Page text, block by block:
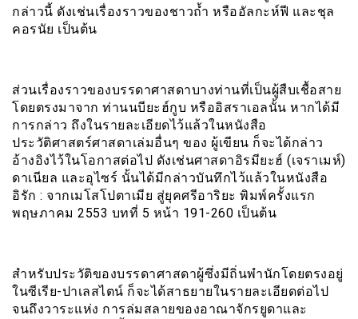
กล่าวนี้ ดังเช่นเรื่องราวของชาวถ้ำ หรืออัลกะห์ฟี และชุล
คอรนัย เป็นต้น
ส่วนเรื่องราวของบรรดาศาสดาบางท่านที่เป็นผู้สืบเชื้อสาย
โดยตรงมาจาก ท่านนบียะฮ์กูบ หรืออิสราเอลนั้น หากได้มี
การกล่าว ถึงในรายละเอียดไว้แล้วในหนังสือ
ประวัติศาสตร์ศาสดาเล่มอื่นๆ ของ ผู้เขียน ก็จะได้กล่าว
อ้างอิงไว้ในโอกาสต่อไป ดังเช่นศาสดาอิรมียะฮ์ (เจราเมห์)
ดาเนียล และอุไซร์ นั้นได้มีกล่าวบันทึกไว้แล้วในหนังสือ
อิรัก : จากเมโสโปตาเมีย สู่ยุคศรีอาริยะ พิมพ์ครั้งแรก
พฤษภาคม 2553 บทที่ 5 หน้า 191-260 เป็นต้น
สำหรับประวัติของบรรดาศาสดาผู้ซึ่งมีถิ่นพำนักโดยตรงอยู่
ในซีเรีย-ปาเลสไตน์ ก็จะได้สาธยายในรายละเอียดต่อไป
จนถึงวาระแห่ง การล่มสลายของอาณาจักรยูดาและ